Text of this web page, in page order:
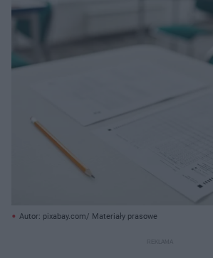
Autor: pixabay.com/ Materiały prasowe